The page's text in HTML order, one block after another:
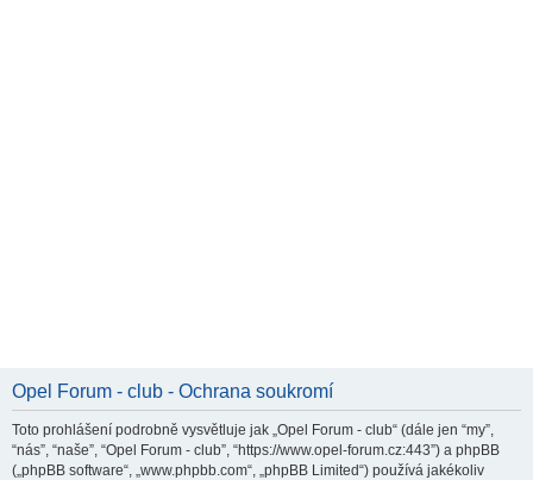
Opel Forum - club - Ochrana soukromí
Toto prohlášení podrobně vysvětluje jak „Opel Forum - club“ (dále jen “my”,
“nás”, “naše”, “Opel Forum - club”, “https://www.opel-forum.cz:443”) a phpBB
(„phpBB software“, „www.phpbb.com“, „phpBB Limited“) používá jakékoliv